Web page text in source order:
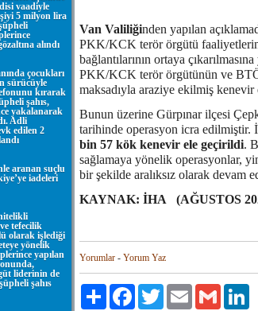
vaadiyle
5 milyon lira
alındı
çocukları
sürücüyle
kırarak
şahıs,
yakalanarak
Adli
edilen 2
aranan suçlu
iadeleri
ve tefecilik
olarak işlediği
yönelik
yapılan
liderinin de
şahıs
Van Valiliğinden yapılan
PKK/KCK terör örgütü
bağlantılarının ortaya
PKK/KCK terör örgütünün ve BTÖ
maksadıyla araziye ekilmiş
Bunun üzerine Gürpınar ilçesi
tarihinde operasyon icra edilmiştir.
bin 57 kök kenevir ele geçirildi.
sağlamaya yönelik operasyonlar,
bir şekilde aralıksız olarak devam
KAYNAK: İHA (AĞUSTOS
Yorumlar - Yorum Yaz
Paylaş FacebookTwitter Email Gmail